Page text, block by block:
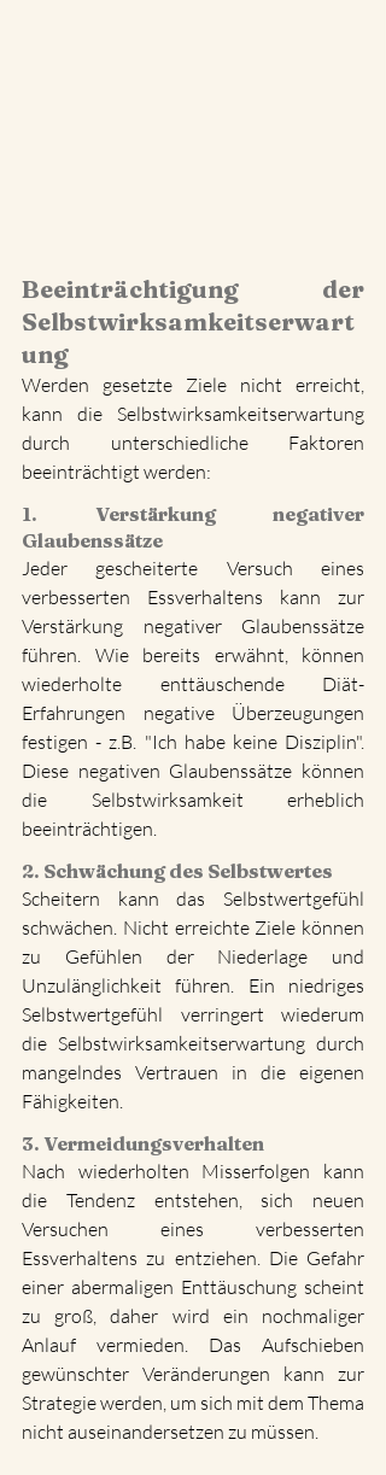
Beeinträchtigung der
Selbstwirksamkeitserwart
ung
Werden gesetzte Ziele nicht erreicht,
kann die Selbstwirksamkeitserwartung
durch unterschiedliche Faktoren
beeinträchtigt werden:
1. Verstärkung negativer
Glaubenssätze
Jeder gescheiterte Versuch eines
verbesserten Essverhaltens kann zur
Verstärkung negativer Glaubenssätze
führen. Wie bereits erwähnt, können
wiederholte enttäuschende Diät-
Erfahrungen negative Überzeugungen
festigen - z.B. "Ich habe keine Disziplin".
Diese negativen Glaubenssätze können
die Selbstwirksamkeit erheblich
beeinträchtigen.
2. Schwächung des Selbstwertes
Scheitern kann das Selbstwertgefühl
schwächen. Nicht erreichte Ziele können
zu Gefühlen der Niederlage und
Unzulänglichkeit führen. Ein niedriges
Selbstwertgefühl verringert wiederum
die Selbstwirksamkeitserwartung durch
mangelndes Vertrauen in die eigenen
Fähigkeiten.
3. Vermeidungsverhalten
Nach wiederholten Misserfolgen kann
die Tendenz entstehen, sich neuen
Versuchen eines verbesserten
Essverhaltens zu entziehen. Die Gefahr
einer abermaligen Enttäuschung scheint
zu groß, daher wird ein nochmaliger
Anlauf vermieden. Das Aufschieben
gewünschter Veränderungen kann zur
Strategie werden, um sich mit dem Thema
nicht auseinandersetzen zu müssen.